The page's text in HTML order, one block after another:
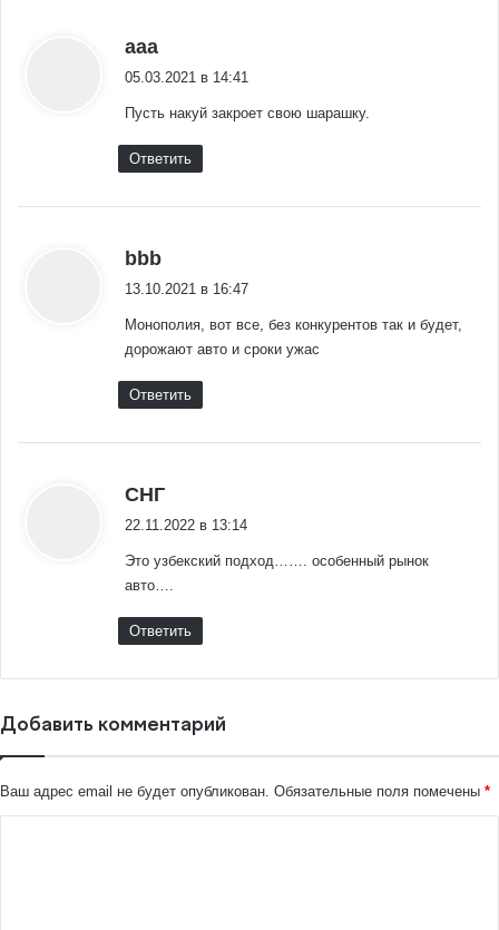
aaa
05.03.2021 в 14:41
Пусть накуй закроет свою шарашку.
Ответить
bbb
13.10.2021 в 16:47
Монополия, вот все, без конкурентов так и будет,
дорожают авто и сроки ужас
Ответить
СНГ
22.11.2022 в 13:14
Это узбекский подход……. особенный рынок
авто….
Ответить
Добавить комментарий
Ваш адрес email не будет опубликован. Обязательные поля помечены *